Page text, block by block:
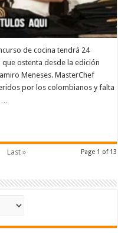
de cocina tendrá 24
ostenta desde la edición
Meneses. MasterChef
por los colombianos y falta
…
Page 1 of 13
Last »